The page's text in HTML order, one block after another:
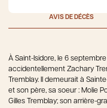
AVIS DE DÉCÈS
À Saint-Isidore, le 6
accidentellement Zachary
Tremblay. Il demeurait à
et son père, sa soeur : Molie
Gilles Tremblay; son arrière-